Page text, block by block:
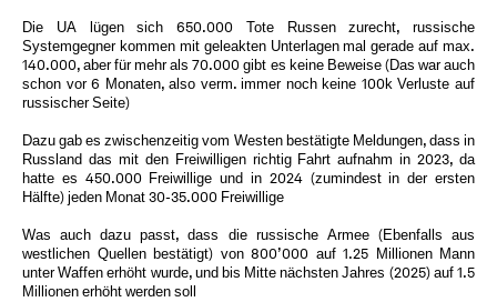
Die UA lügen sich 650.000 Tote Russen zurecht, russische
Systemgegner kommen mit geleakten Unterlagen mal gerade auf max.
140.000, aber für mehr als 70.000 gibt es keine Beweise (Das war auch
schon vor 6 Monaten, also verm. immer noch keine 100k Verluste auf
russischer Seite)
Dazu gab es zwischenzeitig vom Westen bestätigte Meldungen, dass in
Russland das mit den Freiwilligen richtig Fahrt aufnahm in 2023, da
hatte es 450.000 Freiwillige und in 2024 (zumindest in der ersten
Hälfte) jeden Monat 30-35.000 Freiwillige
Was auch dazu passt, dass die russische Armee (Ebenfalls aus
westlichen Quellen bestätigt) von 800’000 auf 1.25 Millionen Mann
unter Waffen erhöht wurde, und bis Mitte nächsten Jahres (2025) auf 1.5
Millionen erhöht werden soll